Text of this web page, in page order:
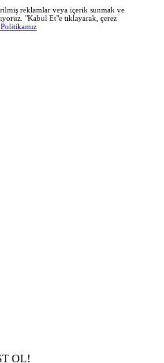
reklamlar veya içerik sunmak ve
"Kabul Et"e tıklayarak, çerez
OL!